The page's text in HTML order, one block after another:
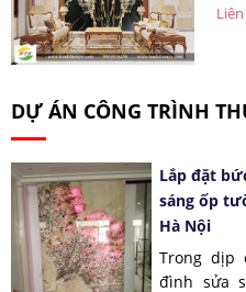
DỰ ÁN CÔNG TRÌNH
Lắp đặt
sáng ốp
Hà Nội
Trong dịp
đình sửa